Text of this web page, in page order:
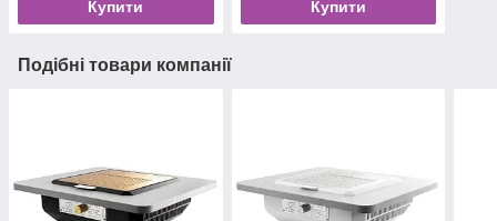
Купити Купити
Подібні товари компанії